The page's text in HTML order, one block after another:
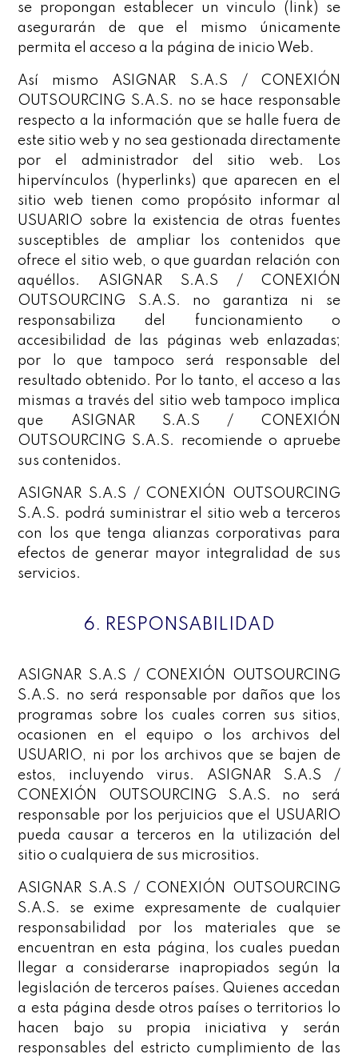
se propongan establecer un vinculo (link) se
asegurarán de que el mismo únicamente
permita el acceso a la página de inicio Web.
Así mismo ASIGNAR S.A.S / CONEXIÓN
OUTSOURCING S.A.S. no se hace responsable
respecto a la información que se halle fuera de
este sitio web y no sea gestionada directamente
por el administrador del sitio web. Los
hipervínculos (hyperlinks) que aparecen en el
sitio web tienen como propósito informar al
USUARIO sobre la existencia de otras fuentes
susceptibles de ampliar los contenidos que
ofrece el sitio web, o que guardan relación con
aquéllos. ASIGNAR S.A.S / CONEXIÓN
OUTSOURCING S.A.S. no garantiza ni se
responsabiliza del funcionamiento o
accesibilidad de las páginas web enlazadas;
por lo que tampoco será responsable del
resultado obtenido. Por lo tanto, el acceso a las
mismas a través del sitio web tampoco implica
que ASIGNAR S.A.S / CONEXIÓN
OUTSOURCING S.A.S. recomiende o apruebe
sus contenidos.
ASIGNAR S.A.S / CONEXIÓN OUTSOURCING
S.A.S. podrá suministrar el sitio web a terceros
con los que tenga alianzas corporativas para
efectos de generar mayor integralidad de sus
servicios.
6. RESPONSABILIDAD
ASIGNAR S.A.S / CONEXIÓN OUTSOURCING
S.A.S. no será responsable por daños que los
programas sobre los cuales corren sus sitios,
ocasionen en el equipo o los archivos del
USUARIO, ni por los archivos que se bajen de
estos, incluyendo virus. ASIGNAR S.A.S /
CONEXIÓN OUTSOURCING S.A.S. no será
responsable por los perjuicios que el USUARIO
pueda causar a terceros en la utilización del
sitio o cualquiera de sus micrositios.
ASIGNAR S.A.S / CONEXIÓN OUTSOURCING
S.A.S. se exime expresamente de cualquier
responsabilidad por los materiales que se
encuentran en esta página, los cuales puedan
llegar a considerarse inapropiados según la
legislación de terceros países. Quienes accedan
a esta página desde otros países o territorios lo
hacen bajo su propia iniciativa y serán
responsables del estricto cumplimiento de las